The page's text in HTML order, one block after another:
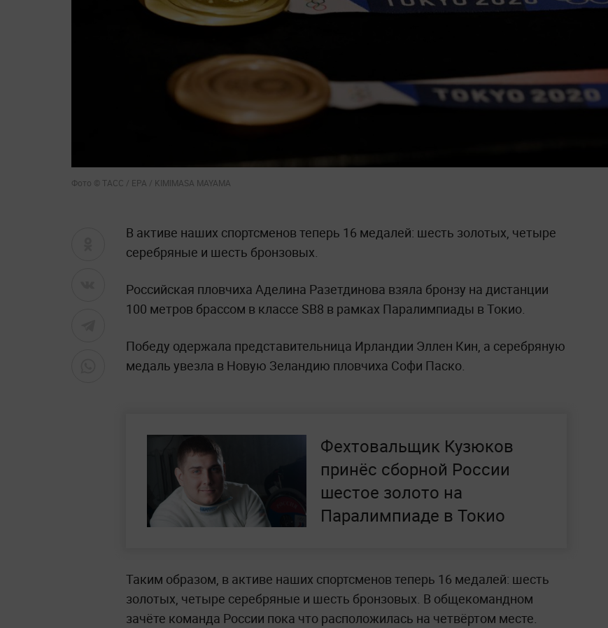
Фото © ТАСС / EPA / KIMIMASA MAYAMA
В активе наших спортсменов теперь 16 медалей: шесть золотых, четыре
серебряные и шесть бронзовых.
Российская пловчиха Аделина Разетдинова взяла бронзу на дистанции
100 метров брассом в классе SB8 в рамках Паралимпиады в Токио.
Победу одержала представительница Ирландии Эллен Кин, а серебряную
медаль увезла в Новую Зеландию пловчиха Софи Паско.
Фехтовальщик Кузюков
принёс сборной России
шестое золото на
Паралимпиаде в Токио
Таким образом, в активе наших спортсменов теперь 16 медалей: шесть
золотых, четыре серебряные и шесть бронзовых. В общекомандном
зачёте команда России пока что расположилась на четвёртом месте.